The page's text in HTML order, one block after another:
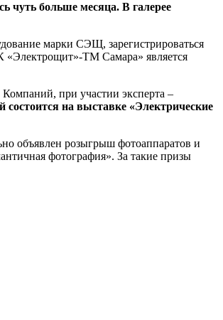
больше месяца. В галерее
марки СЭЩ, зарегистрироваться
«Электрощит»-ТМ Самара» является
при участии эксперта –
состоится на выставке «Электрические
объявлен розыгрыш фотоаппаратов и
фотография». За такие призы